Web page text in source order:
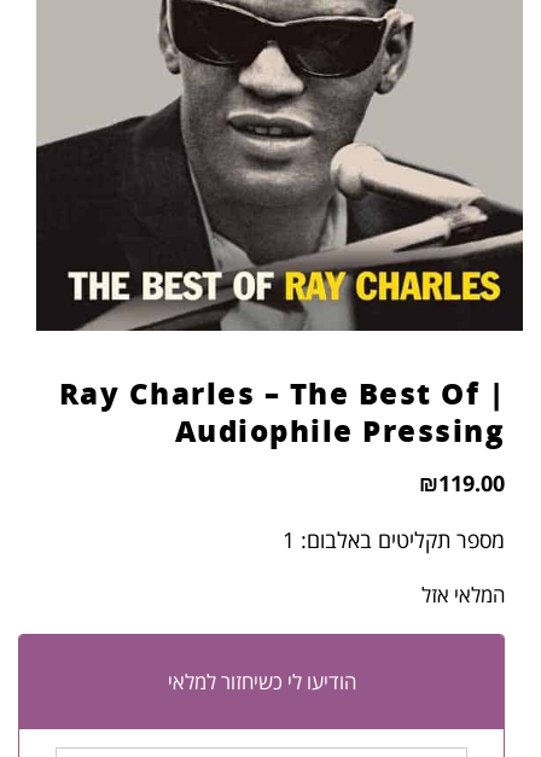
הוסף קו תחתון לקישורים
סמן קישורים
לאפס
את
כל
האפשרויות
cached
Ray Charles – The Best Of |
Audiophile Pressing
₪119.00
מספר תקליטים באלבום: 1
המלאי אזל
הודיעו לי כשיחזור למלאי